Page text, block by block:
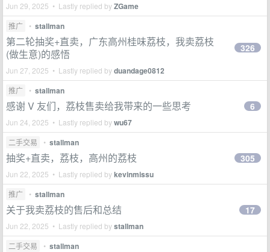
Jun 29, 2025 • Lastly replied byZGame
推广 • stallman
第二轮抽奖+直卖，广东高州桂味荔枝，我卖荔枝
(做生意)的感悟
Jun 27, 2025 • Lastly replied byduandage0812
326
推广 • stallman
感谢 V 友们，荔枝售卖给我带来的一些思考
Jun 24, 2025 • Lastly replied bywu67
6
二手交易 • stallman
抽奖+直卖，荔枝，高州的荔枝
Jun 22, 2025 • Lastly replied bykevinmissu
305
推广 • stallman
关于我卖荔枝的售后和总结
Jun 22, 2025 • Lastly replied bystallman
17
二手交易 • stallman